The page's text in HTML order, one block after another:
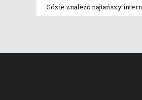
Gdzie znaleźć najtańszy